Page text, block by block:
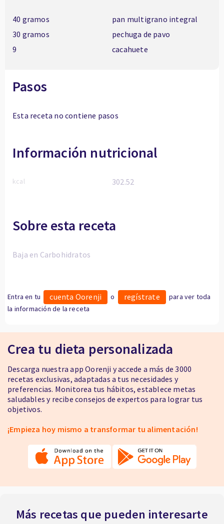
40 gramos
pan multigrano integral
30 gramos
pechuga de pavo
9
cacahuete
Pasos
Esta receta no contiene pasos
Información nutricional
kcal 302.52
Sobre esta receta
Baja en Carbohidratos
Entra en tu cuenta Oorenji o regístrate
para ver toda
la información de la receta
Crea tu dieta personalizada
Descarga nuestra app Oorenji y accede a más de 3000
recetas exclusivas, adaptadas a tus necesidades y
preferencias. Monitorea tus hábitos, establece metas
saludables y recibe consejos de expertos para lograr tus
objetivos.
¡Empieza hoy mismo a transformar tu alimentación!
Más recetas que pueden interesarte